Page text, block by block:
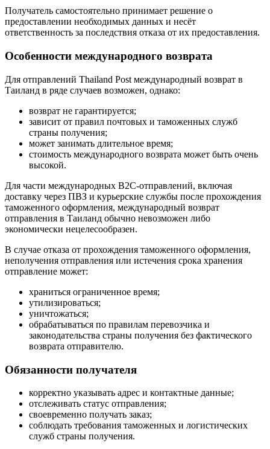
Получатель самостоятельно принимает решение о
предоставлении необходимых данных и несёт
ответственность за последствия отказа от их предоставления.
Особенности международного возврата
Для отправлений Thailand Post международный возврат в
Таиланд в ряде случаев возможен, однако:
возврат не гарантируется;
зависит от правил почтовых и таможенных служб
страны получения;
может занимать длительное время;
стоимость международного возврата может быть очень
высокой.
Для части международных B2C-отправлений, включая
доставку через ПВЗ и курьерские службы после прохождения
таможенного оформления, международный возврат
отправления в Таиланд обычно невозможен либо
экономически нецелесообразен.
В случае отказа от прохождения таможенного оформления,
неполучения отправления или истечения срока хранения
отправление может:
храниться ограниченное время;
утилизироваться;
уничтожаться;
обрабатываться по правилам перевозчика и
законодательства страны получения без фактического
возврата отправителю.
Обязанности получателя
корректно указывать адрес и контактные данные;
отслеживать статус отправления;
своевременно получать заказ;
соблюдать требования таможенных и логистических
служб страны получения.